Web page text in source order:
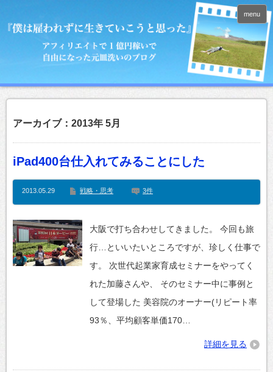
menu
アーカイブ：2013年 5月
iPad400台仕入れてみることにした
2013.05.29 戦略・思考 3件
大阪で打ち合わせしてきました。 今回も旅
行…といいたいところですが、珍しく仕事で
す。 次世代起業家育成セミナーをやってく
れた加藤さんや、 そのセミナー中に事例と
して登場した 美容院のオーナー(リピート率
93％、平均顧客単価170…
詳細を見る